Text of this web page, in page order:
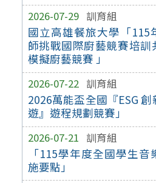
2026-07-29 訓育組
國立高雄餐旅大學「115
師挑戰國際廚藝競賽培訓
模擬廚藝競賽 」
2026-07-22 訓育組
2026萬能盃全國『ESG
遊』遊程規劃競賽」
2026-07-21 訓育組
「115學年度全國學生音
施要點」